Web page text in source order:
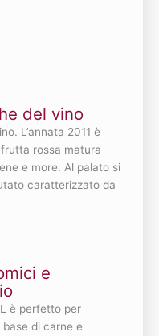
del vino
L’annata 2011 è
rossa matura
e more. Al palato si
caratterizzato da
e
è perfetto per
di carne e